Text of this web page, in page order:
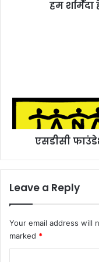
हम
साथ
एसडीसी
Leave a Reply
Your email address will
marked *